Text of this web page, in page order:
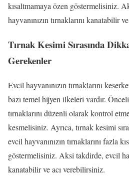
kısaltmamaya özen göstermelisiniz.
hayvanınızın tırnaklarını kanatabilir
Tırnak Kesimi Sırasında
Gerekenler
Evcil hayvanınızın tırnaklarını
bazı temel hijyen ilkeleri vardır.
tırnaklarını düzenli olarak kontrol
kesmelisiniz. Ayrıca, tırnak kesimi
evcil hayvanınızın tırnaklarını fazla
göstermelisiniz. Aksi takdirde, evcil
kanatabilir ve acı verebilirsiniz.